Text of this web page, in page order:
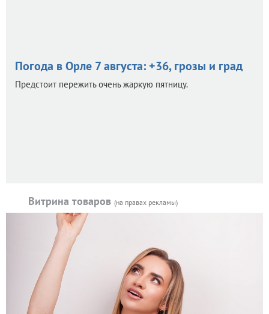
Погода в Орле 7 августа: +36, грозы и град
Предстоит пережить очень жаркую пятницу.
Витрина товаров (на правах рекламы)